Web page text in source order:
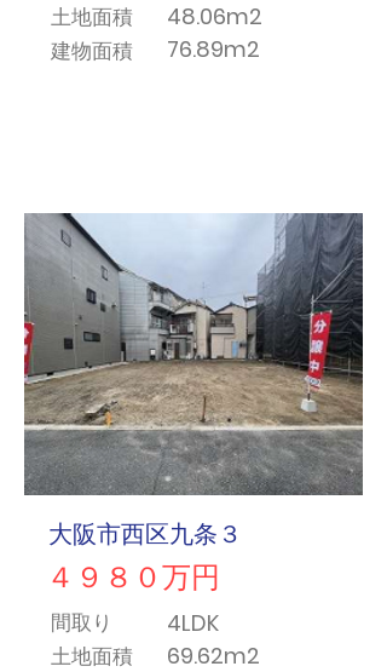
土地面積
​建物面積
48.06m2
76.89m2
大阪市西区九条３
４９８０万円
間取り
土地面積
4LDK
69.62m2